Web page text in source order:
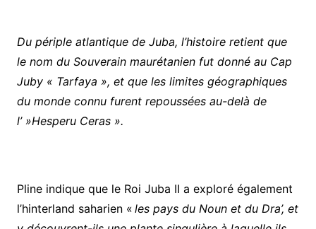
Du périple atlantique de Juba, l’histoire retient que
le nom du Souverain maurétanien fut donné au Cap
Juby « Tarfaya », et que les limites géographiques
du monde connu furent repoussées au-delà de
l’ »Hesperu Ceras ».
Pline indique que le Roi Juba II a exploré également
l’hinterland saharien « les pays du Noun et du Dra’, et